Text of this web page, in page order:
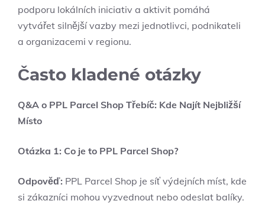
podporu lokálních iniciativ a aktivit pomáhá
vytvářet silnější vazby mezi jednotlivci, podnikateli
a organizacemi v regionu.
Často kladené otázky
Q&A o PPL Parcel Shop Třebíč: Kde Najít Nejbližší
Místo
Otázka 1: Co je to PPL Parcel Shop?
Odpověď: PPL Parcel Shop je síť výdejních míst, kde
si zákazníci mohou vyzvednout nebo odeslat balíky.